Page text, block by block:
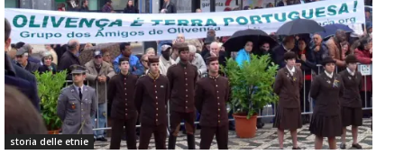
storia delle etnie